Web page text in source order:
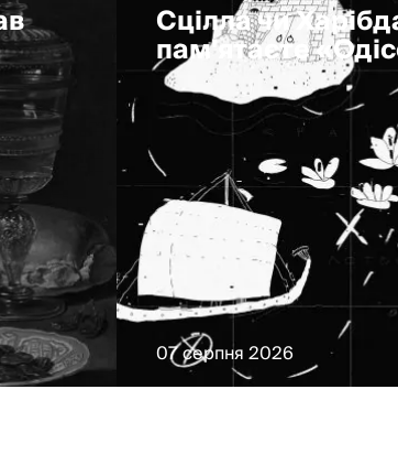
Сцілла чи
пам'ятаєте
07 серпня 2026